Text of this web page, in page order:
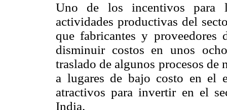
Uno de los incentivos para
actividades productivas del
que fabricantes y proveedores
disminuir costos en unos
traslado de algunos procesos de
a lugares de bajo costo en el
atractivos para invertir en el
India.